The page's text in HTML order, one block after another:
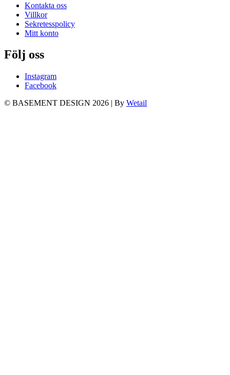
Kontakta oss
Villkor
Sekretesspolicy
Mitt konto
Följ oss
Instagram
Facebook
© BASEMENT DESIGN 2026 | By Wetail